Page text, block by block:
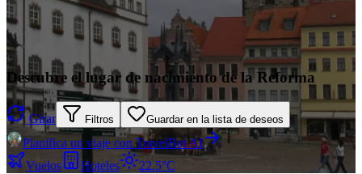
Descubre el lugar de nacimiento de la Reforma
Girar Filtros Guardar en la lista de deseos
Planifica un viaje con TravelBot AI
Vuelos
Hoteles 22.5°C